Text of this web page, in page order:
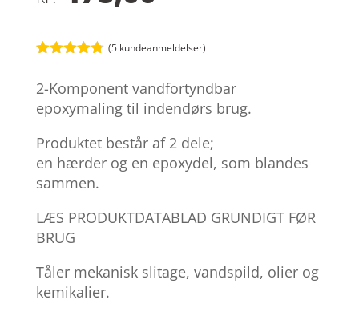
ud af 5
baseret på
kundebedø
(5 kundeanmeldelser)
2-Komponent vandfortyndbar
epoxymaling til indendørs brug.
Produktet består af 2 dele;
en hærder og en epoxydel, som blandes
sammen.
LÆS PRODUKTDATABLAD GRUNDIGT FØR
BRUG
Tåler mekanisk slitage, vandspild, olier og
kemikalier.